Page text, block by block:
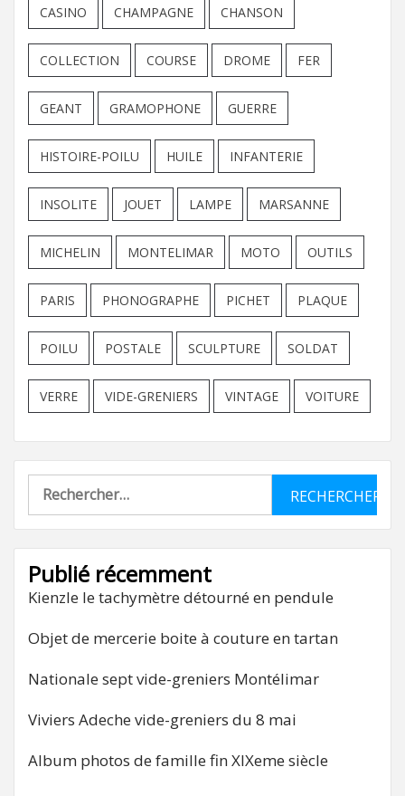
CASINO CHAMPAGNE CHANSON
COLLECTION COURSE DROME FER
GEANT GRAMOPHONE GUERRE
HISTOIRE-POILU HUILE INFANTERIE
INSOLITE JOUET LAMPE MARSANNE
MICHELIN MONTELIMAR MOTO OUTILS
PARIS PHONOGRAPHE PICHET PLAQUE
POILU POSTALE SCULPTURE SOLDAT
VERRE VIDE-GRENIERS VINTAGE VOITURE
Rechercher :
Publié récemment
Kienzle le tachymètre détourné en pendule
Objet de mercerie boite à couture en tartan
Nationale sept vide-greniers Montélimar
Viviers Adeche vide-greniers du 8 mai
Album photos de famille fin XIXeme siècle